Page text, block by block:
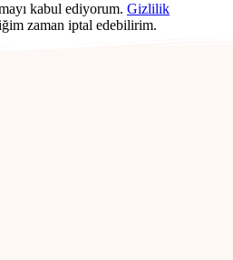
kabul ediyorum. Gizlilik
zaman iptal edebilirim.